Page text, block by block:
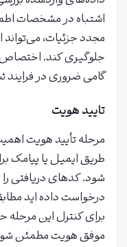
اشتباه در مشخصات
مجدد جزئیات، می‌تواند
جلوگیری کند. اختصاص
گامی ضروری در
تایید هویت
مرحله تأیید هویت
طریق ایمیل یا پیامک
شود. کدهای دریافتی
درخواست داده اید
برای کنترل این مرحله
موفق هویت مطمئن